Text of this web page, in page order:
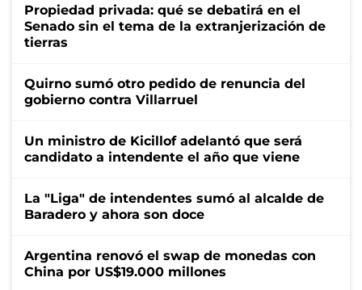
Propiedad privada: qué se debatirá en el
Senado sin el tema de la extranjerización de
tierras
Quirno sumó otro pedido de renuncia del
gobierno contra Villarruel
Un ministro de Kicillof adelantó que será
candidato a intendente el año que viene
La "Liga" de intendentes sumó al alcalde de
Baradero y ahora son doce
Argentina renovó el swap de monedas con
China por US$19.000 millones